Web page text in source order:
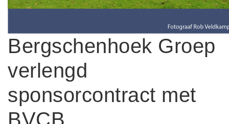
Bergschenhoek Groep
verlengd
sponsorcontract met
BVCB